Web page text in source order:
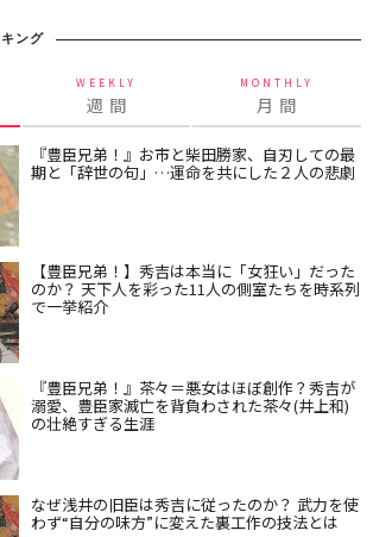
ング
WEEKLY
週 間
MONTHLY
月 間
『豊臣兄弟！』お市と柴田勝家、自刃しての最
期と「辞世の句」…運命を共にした２人の悲劇
【豊臣兄弟！】秀吉は本当に「女狂い」だった
のか？ 天下人を彩った11人の側室たちを時系列
で一挙紹介
『豊臣兄弟！』茶々＝悪女はほぼ創作？秀吉が
溺愛、豊臣家滅亡を背負わされた茶々(井上和)
の壮絶すぎる生涯
なぜ浅井の旧臣は秀吉に従ったのか？ 武力を使
わず“自分の味方”に変えた裏工作の技法とは